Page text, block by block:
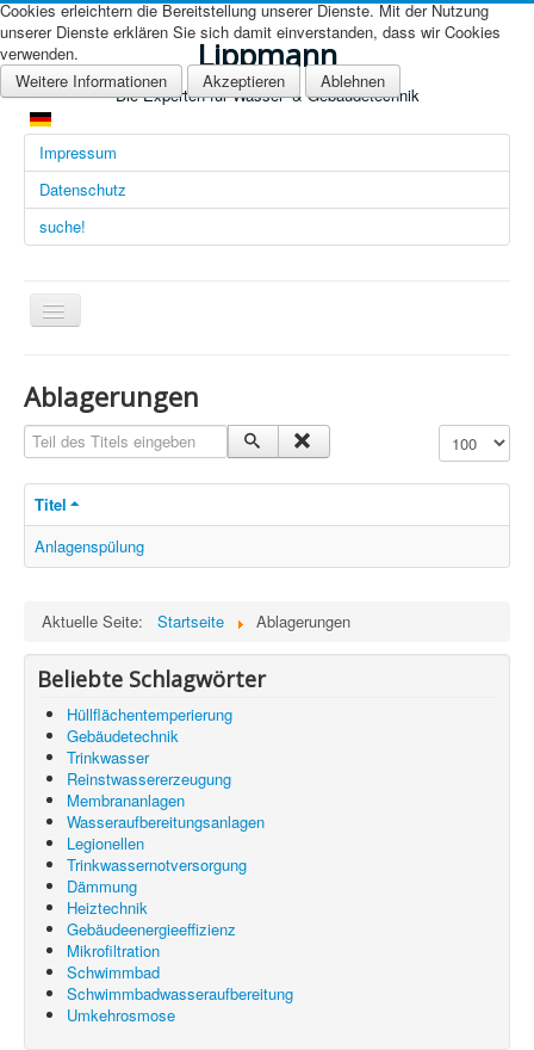
Lippmann
Die Experten für Wasser- & Gebäudetechnik
Impressum
Datenschutz
suche!
Navigation
an/aus
Startseite (Übersicht)
Arbeitsgebiete
Technologien
Information
Ablagerungen
Teil des Titels eingeben Anzeige #
Titel
Anlagenspülung
Aktuelle Seite: Startseite Ablagerungen
Beliebte Schlagwörter
Hüllflächentemperierung
Gebäudetechnik
Trinkwasser
Reinstwassererzeugung
Membrananlagen
Wasseraufbereitungsanlagen
Legionellen
Trinkwassernotversorgung
Dämmung
Heiztechnik
Gebäudeenergieeffizienz
Mikrofiltration
Schwimmbad
Schwimmbadwasseraufbereitung
Umkehrosmose
Cookies erleichtern die Bereitstellung unserer Dienste. Mit der Nutzung
unserer Dienste erklären Sie sich damit einverstanden, dass wir Cookies
verwenden.
Weitere Informationen
Akzeptieren Ablehnen